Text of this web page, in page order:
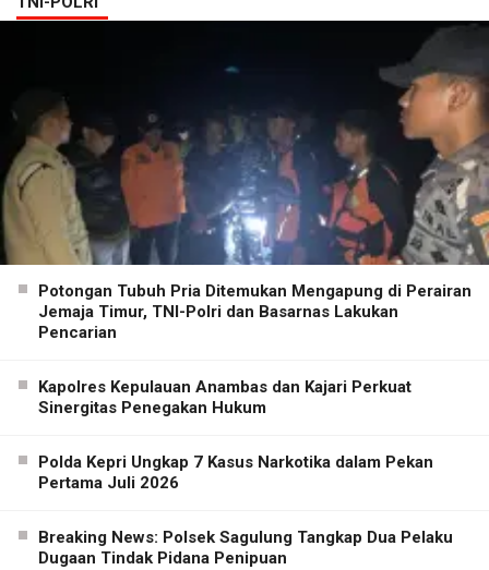
Potongan Tubuh Pria Ditemukan Mengapung di Perairan
Jemaja Timur, TNI-Polri dan Basarnas Lakukan
Pencarian
Kapolres Kepulauan Anambas dan Kajari Perkuat
Sinergitas Penegakan Hukum
Polda Kepri Ungkap 7 Kasus Narkotika dalam Pekan
Pertama Juli 2026
Breaking News: Polsek Sagulung Tangkap Dua Pelaku
Dugaan Tindak Pidana Penipuan